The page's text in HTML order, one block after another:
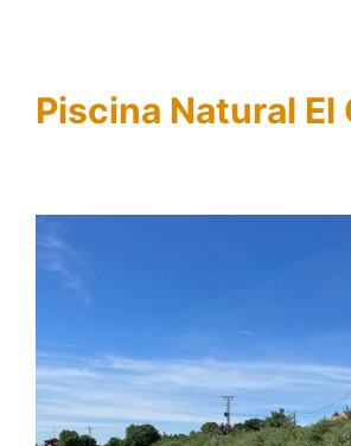
Piscina Natural El